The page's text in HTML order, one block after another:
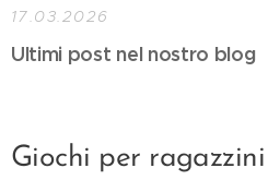
17.03.2026
Ultimi post nel nostro blog
Giochi per ragazzini